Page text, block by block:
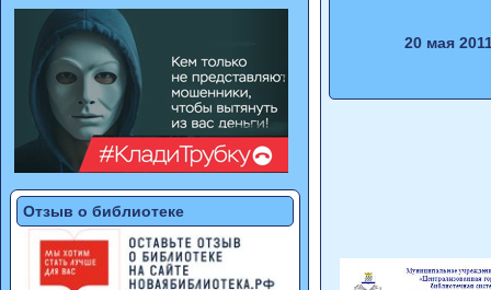
Отзыв о библиотеке
20 мая